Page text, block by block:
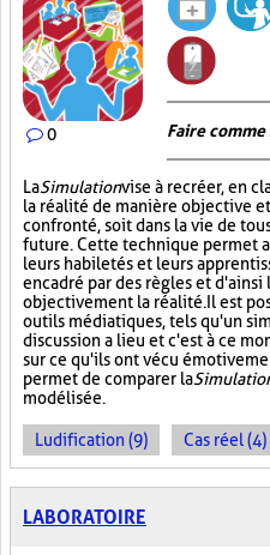
0 Faire
LaSimulationvise à recréer, en
la réalité de manière objective
confronté, soit dans la vie de
future. Cette technique permet
leurs habiletés et leurs
encadré par des règles et d'ainsi
objectivement la réalité. Il est
outils médiatiques, tels qu'un
discussion a lieu et c'est à ce
sur ce qu'ils ont vécu
permet de comparer la
modélisée.
Ludification (9) Cas réel (4)
LABORATOIRE